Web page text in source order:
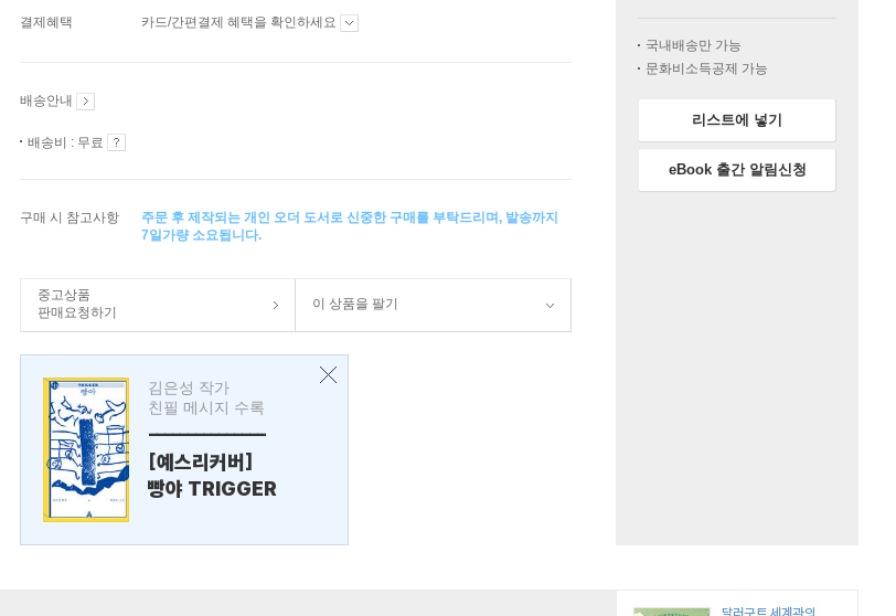
결제혜택 카드/간편결제 혜택을 확인하세요
배송안내
배송비 : 무료
구매 시 참고사항
주문 후 제작되는 개인 오더 도서로 신중한 구매를 부탁드리며, 발송까지
7일가량 소요됩니다.
중고상품
판매요청하기
이 상품을 팔기
김은성 작가
친필 메시지 수록
---------------
[예스리커버]
빵야 TRIGGER
국내배송만 가능
문화비소득공제 가능
리스트에 넣기
eBook 출간 알림신청